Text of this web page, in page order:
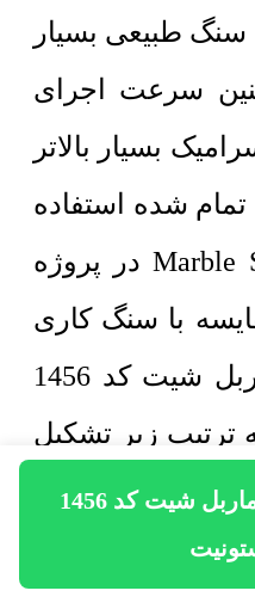
استعلام قیمت و خرید ماربل شیت کد 1456
با سنگ طبیعی بسیار
سرعت اجرای
بسیار بالاتر
شده استفاده
از ماربل شیت Marble Sheet در پروژه
با سنگ کاری
کاهش پیدا میکند. ماربل شیت کد 1456
ترتیب زیر تشکیل
شده است: 1- برد پی وی سی 2- لایه